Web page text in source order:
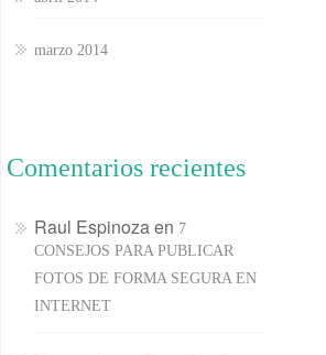
marzo 2014
Comentarios recientes
Raul Espinozaen 7
CONSEJOS PARA PUBLICAR
FOTOS DE FORMA SEGURA EN
INTERNET